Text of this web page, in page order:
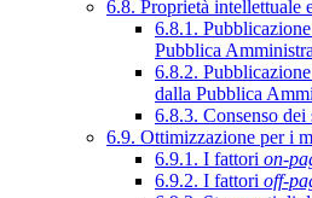
6.8. Proprietà intellettuale
6.8.1.
Pubblica
6.8.2.
dalla Pubblica
6.8.3. Consenso
6.9. Ottimizzazione per i
6.9.1. I fattori on-
6.9.2. I fattori off-